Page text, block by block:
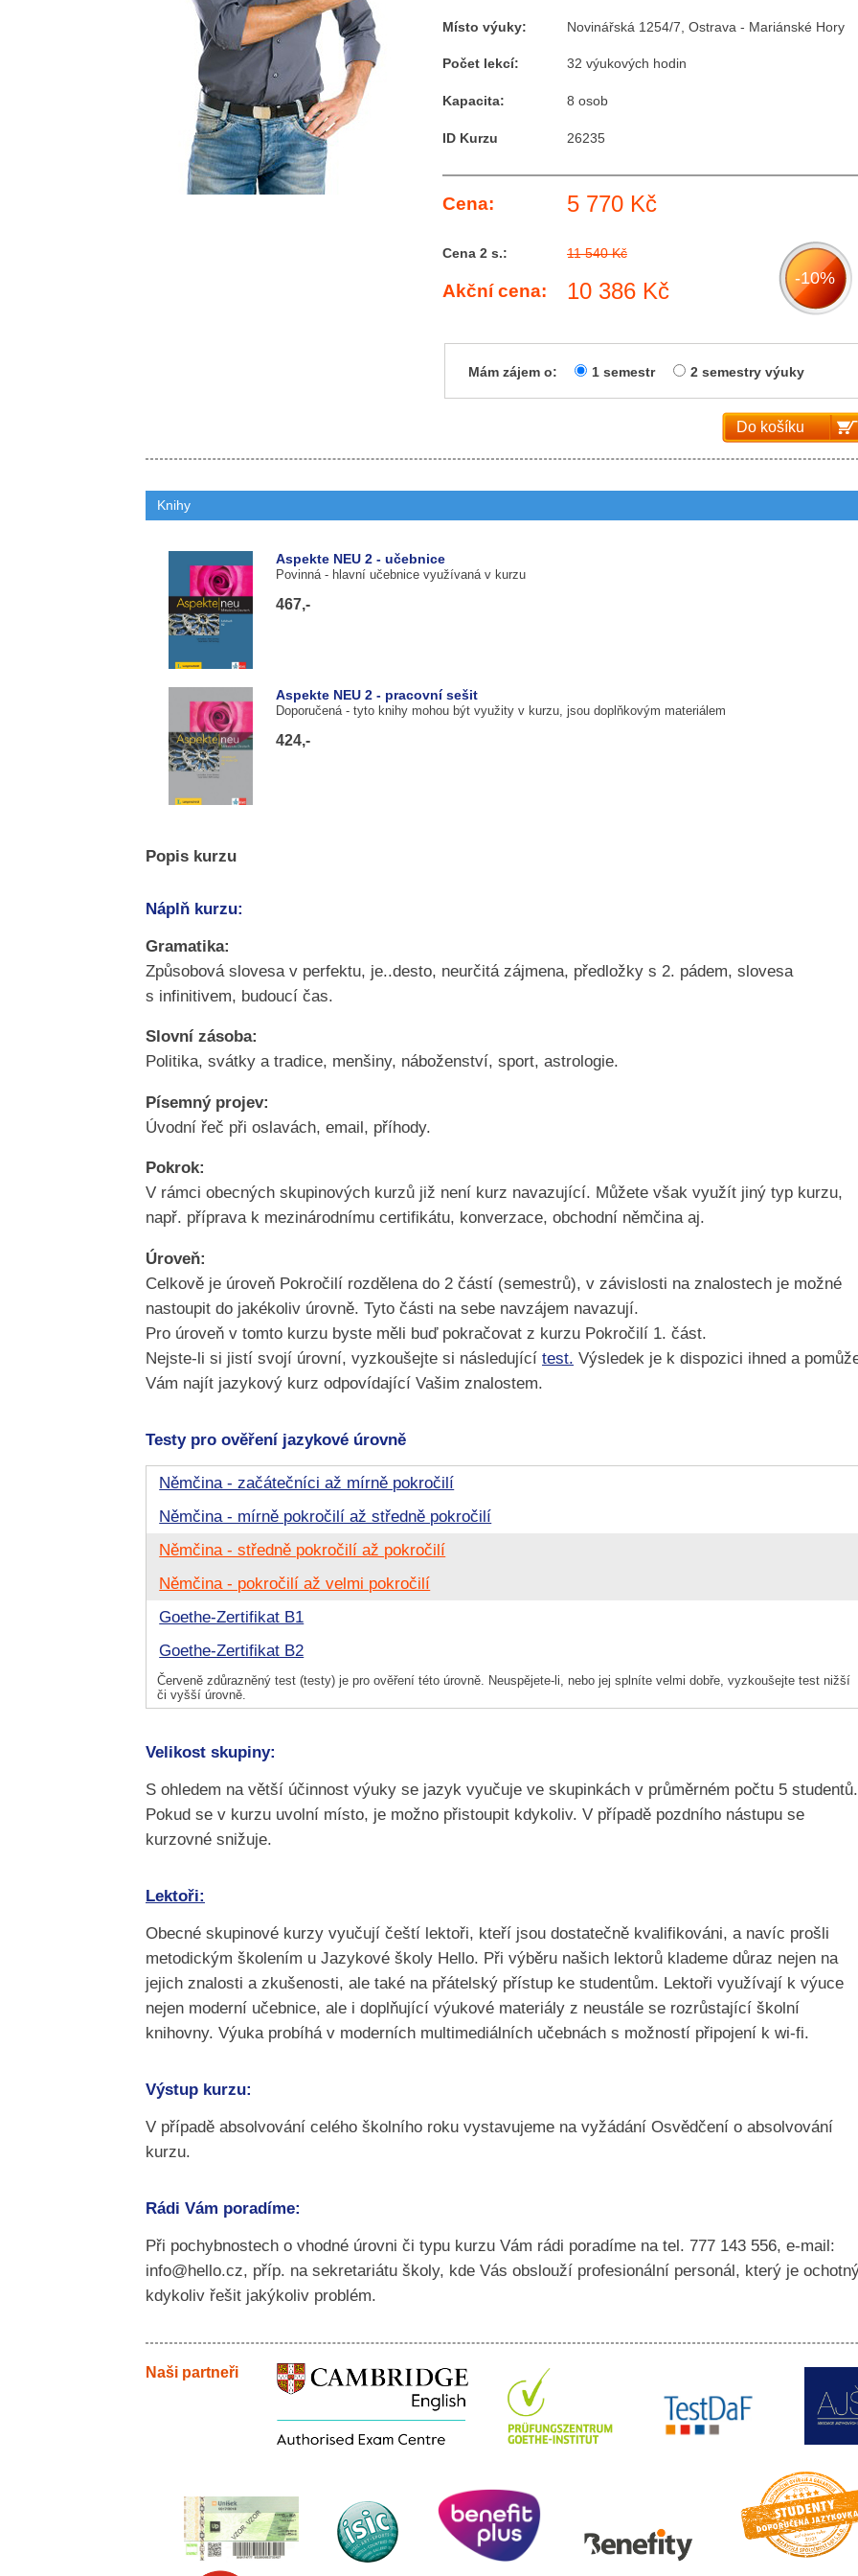
Místo výuky: Novinářská 1254/7, Ostrava - Mariánské Hory
Počet lekcí: 32 výukových hodin
Kapacita: 8 osob
ID Kurzu 26235
Cena: 5 770 Kč
-10%
Cena 2 s.: 11 540 Kč
Akční cena: 10 386 Kč
Mám zájem o: 1 semestr 2 semestry výuky
Do košíku
Knihy
Aspekte NEU 2 - učebnice
Povinná - hlavní učebnice využívaná v kurzu
467,-
Aspekte NEU 2 - pracovní sešit
Doporučená - tyto knihy mohou být využity v kurzu, jsou doplňkovým materiálem
424,-
Popis kurzu
Náplň kurzu:
Gramatika:
Způsobová slovesa v perfektu, je..desto, neurčitá zájmena, předložky s 2. pádem, slovesa
s infinitivem, budoucí čas.
Slovní zásoba:
Politika, svátky a tradice, menšiny, náboženství, sport, astrologie.
Písemný projev:
Úvodní řeč při oslavách, email, příhody.
Pokrok:
V rámci obecných skupinových kurzů již není kurz navazující. Můžete však využít jiný typ kurzu,
např. příprava k mezinárodnímu certifikátu, konverzace, obchodní němčina aj.
Úroveň:
Celkově je úroveň Pokročilí rozdělena do 2 částí (semestrů), v závislosti na znalostech je možné
nastoupit do jakékoliv úrovně. Tyto části na sebe navzájem navazují.
Pro úroveň v tomto kurzu byste měli buď pokračovat z kurzu Pokročilí 1. část.
Nejste-li si jistí svojí úrovní, vyzkoušejte si následující test. Výsledek je k dispozici ihned a
Vám najít jazykový kurz odpovídající Vašim znalostem.
Testy pro ověření jazykové úrovně
Němčina - začátečníci až mírně pokročilí
Němčina - mírně pokročilí až středně pokročilí
Němčina - středně pokročilí až pokročilí
Němčina - pokročilí až velmi pokročilí
Goethe-Zertifikat B1
Goethe-Zertifikat B2
Červeně zdůrazněný test (testy) je pro ověření této úrovně. Neuspějete-li, nebo jej splníte velmi dobře, vyzkoušejte test nižší
či vyšší úrovně.
Velikost skupiny:
S ohledem na větší účinnost výuky se jazyk vyučuje ve skupinkách v průměrném počtu 5 studentů.
Pokud se v kurzu uvolní místo, je možno přistoupit kdykoliv. V případě pozdního nástupu se
kurzovné snižuje.
Lektoři:
Obecné skupinové kurzy vyučují čeští lektoři, kteří jsou dostatečně kvalifikováni, a navíc prošli
metodickým školením u Jazykové školy Hello. Při výběru našich lektorů klademe důraz nejen na
jejich znalosti a zkušenosti, ale také na přátelský přístup ke studentům. Lektoři využívají k výuce
nejen moderní učebnice, ale i doplňující výukové materiály z neustále se rozrůstající školní
knihovny. Výuka probíhá v moderních multimediálních učebnách s možností připojení k wi-fi.
Výstup kurzu:
V případě absolvování celého školního roku vystavujeme na vyžádání Osvědčení o absolvování
kurzu.
Rádi Vám poradíme:
Při pochybnostech o vhodné úrovni či typu kurzu Vám rádi poradíme na tel. 777 143 556, e-mail:
info@hello.cz, příp. na sekretariátu školy, kde Vás obslouží profesionální personál, který je
kdykoliv řešit jakýkoliv problém.
Naši partneři